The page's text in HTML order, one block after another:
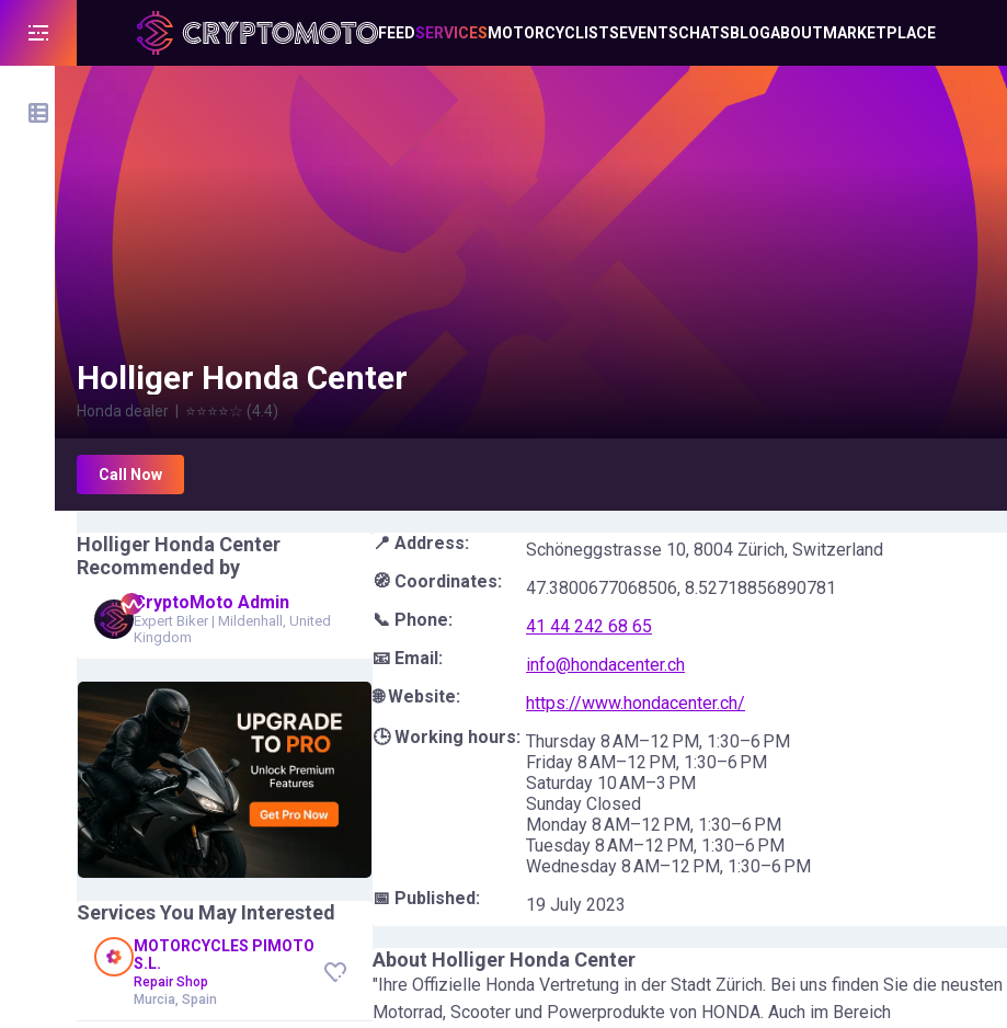
FEEDSERVICES MOTORCYCLISTS EVENTSCHATS BLOGABOUT MARKETPLACE
Holliger Honda Center
Honda dealer ⭐⭐⭐⭐☆ (4.4)
Call Now
Holliger Honda Center
Recommended by
CryptoMoto Admin
Expert Biker | Mildenhall, United
Kingdom
Services You May Interested
MOTORCYCLES PIMOTO
S.L.
Repair Shop
Murcia, Spain
📍 Address:
Schöneggstrasse 10, 8004 Zürich, Switzerland
🧭 Coordinates:
47.3800677068506, 8.52718856890781
📞 Phone:
41 44 242 68 65
📧 Email:
info@hondacenter.ch
🌐 Website:
https://www.hondacenter.ch/
🕒 Working hours: Thursday 8 AM–12 PM, 1:30–6 PM
Friday 8 AM–12 PM, 1:30–6 PM
Saturday 10 AM–3 PM
Sunday Closed
Monday 8 AM–12 PM, 1:30–6 PM
Tuesday 8 AM–12 PM, 1:30–6 PM
Wednesday 8 AM–12 PM, 1:30–6 PM
📅 Published:
19 July 2023
About Holliger Honda Center
"Ihre Offizielle Honda Vertretung in der Stadt Zürich. Bei uns finden Sie die neusten
Motorrad, Scooter und Powerprodukte von HONDA. Auch im Bereich